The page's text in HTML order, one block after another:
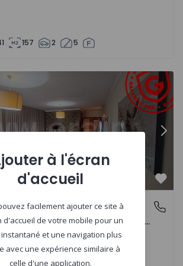
157 2 5
- 1544176 - 12
Amarante (São Gonçalo),
Gonçalo), Madalena, Cepelos e Gatão,
Amarante (São Gonçalo), Madalena, Cepelos e Gatão, Porto
€ 5%
à l'écran
d'accueil
facilement ajouter ce site à
d'accueil de votre mobile pour un
instantané et une navigation plus
avec une expérience similaire à
celle d'une application.